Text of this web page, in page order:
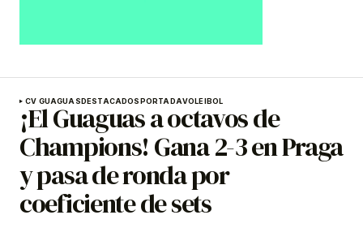
CV GUAGUASDESTACADOSPORTADAVOLEIBOL
¡El Guaguas a octavos de
Champions! Gana 2-3 en Praga
y pasa de ronda por
coeficiente de sets